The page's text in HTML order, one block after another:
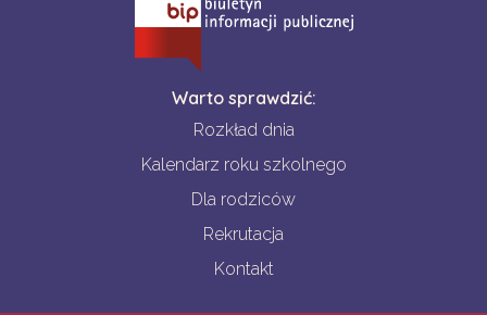
Warto sprawdzić:
Rozkład dnia
Kalendarz roku szkolnego
Dla rodziców
Rekrutacja
Kontakt